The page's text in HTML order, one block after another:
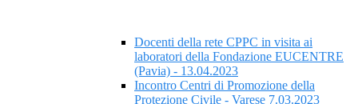
Docenti della rete CPPC in visita ai
laboratori della Fondazione EUCENTRE
(Pavia) - 13.04.2023
Incontro Centri di Promozione della
Protezione Civile - Varese 7.03.2023